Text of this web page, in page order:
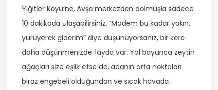
Yiğitler Köyü’ne, Avşa merkezden dolmuşla sadece
10 dakikada ulaşabilirsiniz. “Madem bu kadar yakın,
yürüyerek giderim” diye düşünüyorsanız, bir kere
daha düşünmenizde fayda var. Yol boyunca zeytin
ağaçları size eşlik etse de, adanın orta noktaları
biraz engebeli olduğundan ve sıcak havada